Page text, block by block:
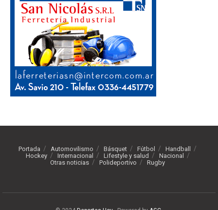
Portada Automovilismo Básquet Fútbol
Handball
Hockey
Internacional Lifestyle y salud
Nacional
Otras noticias
Polideportivo Rugby